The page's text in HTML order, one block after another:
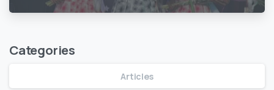
Categories
Articles